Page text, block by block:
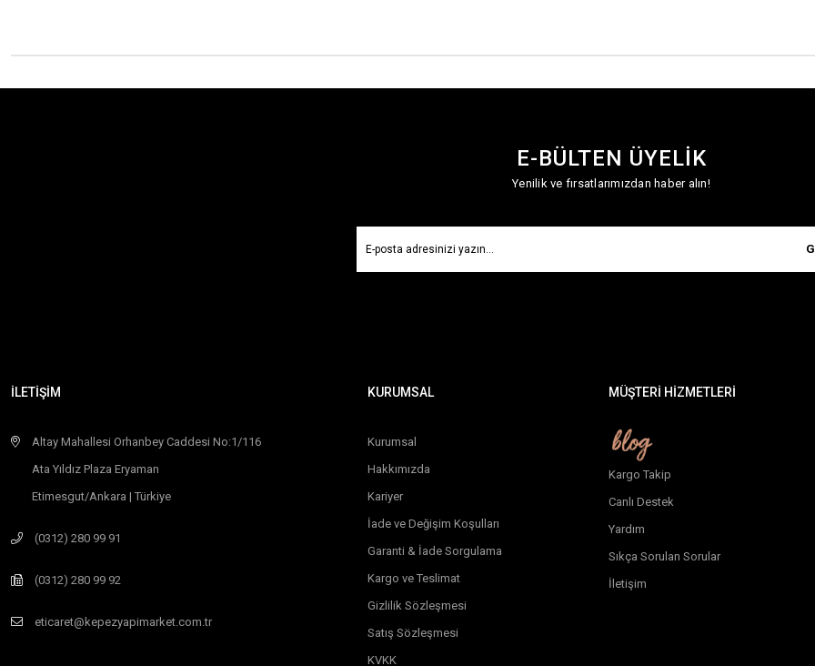
E-BÜLTEN ÜYELİK
Yenilik ve fırsatlarımızdan haber alın!
İLETİŞİM
Altay Mahallesi Orhanbey Caddesi No:1/116
Ata Yıldız Plaza Eryaman
Etimesgut/Ankara | Türkiye
(0312) 280 99 91
(0312) 280 99 92
eticaret@kepezyapimarket.com.tr
KURUMSAL
Kurumsal
Hakkımızda
Kariyer
İade ve Değişim Koşulları
Garanti & İade Sorgulama
Kargo ve Teslimat
Gizlilik Sözleşmesi
Satış Sözleşmesi
KVKK
MÜŞTERİ HİZMETLERİ
Kargo Takip
Canlı Destek
Yardım
Sıkça Sorulan Sorular
İletişim